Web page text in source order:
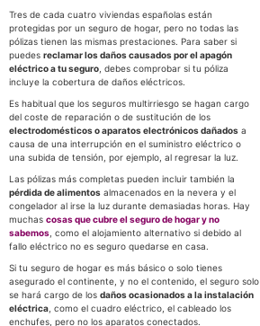
Tres de cada cuatro viviendas españolas están
protegidas por un seguro de hogar, pero no todas las
pólizas tienen las mismas prestaciones. Para saber si
puedes reclamar los daños causados por el apagón
eléctrico a tu seguro , debes comprobar si tu póliza
incluye la cobertura de daños eléctricos.
Es habitual que los seguros multirriesgo se hagan cargo
del coste de reparación o de sustitución de los
electrodomésticos o aparatos electrónicos dañados a
causa de una interrupción en el suministro eléctrico o
una subida de tensión, por ejemplo, al regresar la luz.
Las pólizas más completas pueden incluir también la
pérdida de alimentos almacenados en la nevera y el
congelador al irse la luz durante demasiadas horas. Hay
muchas cosas que cubre el seguro de hogar y no
sabemos , como el alojamiento alternativo si debido al
fallo eléctrico no es seguro quedarse en casa.
Si tu seguro de hogar es más básico o solo tienes
asegurado el continente, y no el contenido, el seguro solo
se hará cargo de los daños ocasionados a la instalación
eléctrica , como el cuadro eléctrico, el cableado los
enchufes, pero no los aparatos conectados.